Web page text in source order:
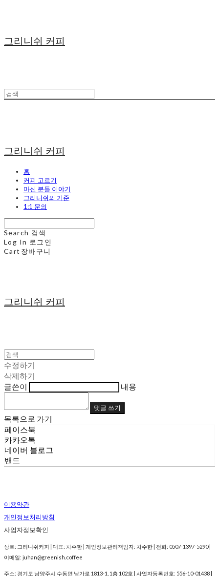
그리니쉬 커피
그리니쉬 커피
홈
커피 고르기
마신 분들 이야기
그리니쉬의 기준
1:1 문의
Search 검색
Log In 로그인
Cart 장바구니
그리니쉬 커피
수정하기
삭제하기
글쓴이
내용
댓글 쓰기
목록으로 가기
페이스북
카카오톡
네이버 블로그
밴드
이용약관
개인정보처리방침
사업자정보확인
상호: 그리니쉬커피 | 대표: 차주한 | 개인정보관리책임자: 차주한 | 전화: 0507-1397-5290 |
이메일: juhan@greenish.coffee
주소: 경기도 남양주시 수동면 남가로 1813-1, 1층 102호 | 사업자등록번호: 556-10-01438 |